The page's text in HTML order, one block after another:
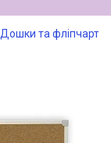
Дошки та фліпчарти